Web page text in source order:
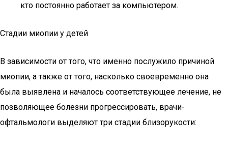
кто постоянно работает за компьютером.
Стадии миопии у детей
В зависимости от того, что именно послужило причиной
миопии, а также от того, насколько своевременно она
была выявлена и началось соответствующее лечение, не
позволяющее болезни прогрессировать, врачи-
офтальмологи выделяют три стадии близорукости: